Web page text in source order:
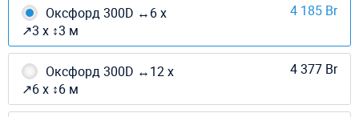
Оксфорд 300D ↔6 х
↗3 х ↕3 м
4 185 Br
Оксфорд 300D ↔12 х
↗6 х ↕6 м
4 377 Br